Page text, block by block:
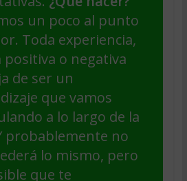
un poco al punto
Toda experiencia,
positiva o negativa
de ser un
que vamos
a lo largo de la
probablemente no
lo mismo, pero
que te